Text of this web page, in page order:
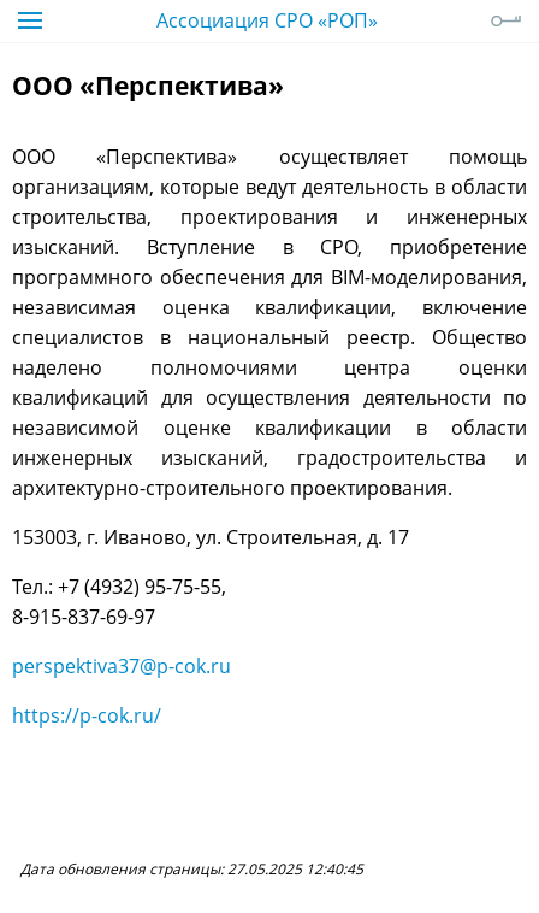
Ассоциация СРО «РОП»
ООО «Перспектива»
ООО «Перспектива» осуществляет помощь
организациям, которые ведут деятельность в области
строительства, проектирования и инженерных
изысканий. Вступление в СРО, приобретение
программного обеспечения для BIM-моделирования,
независимая оценка квалификации, включение
специалистов в национальный реестр. Общество
наделено полномочиями центра оценки
квалификаций для осуществления деятельности по
независимой оценке квалификации в области
инженерных изысканий, градостроительства и
архитектурно-строительного проектирования.
153003, г. Иваново, ул. Строительная, д. 17
Тел.: +7 (4932) 95-75-55,
8-915-837-69-97
perspektiva37@p-cok.ru
https://p-cok.ru/
Дата обновления страницы: 27.05.2025 12:40:45